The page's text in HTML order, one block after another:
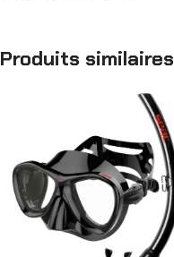
Produits similaires